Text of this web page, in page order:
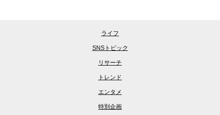
ライフ
SNSトピック
リサーチ
トレンド
エンタメ
特別企画